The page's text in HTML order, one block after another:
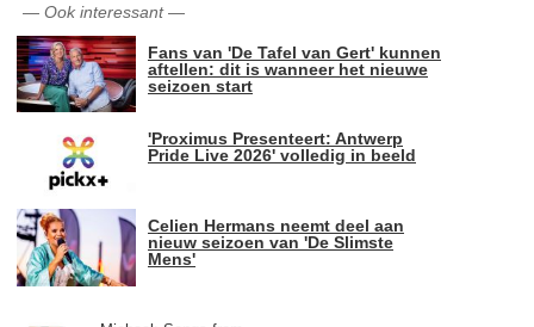
— Ook interessant—
Fans van 'De Tafel van Gert' kunnen
aftellen: dit is wanneer het nieuwe
seizoen start
'Proximus Presenteert: Antwerp
Pride Live 2026' volledig in beeld
Celien Hermans neemt deel aan
nieuw seizoen van 'De Slimste
Mens'